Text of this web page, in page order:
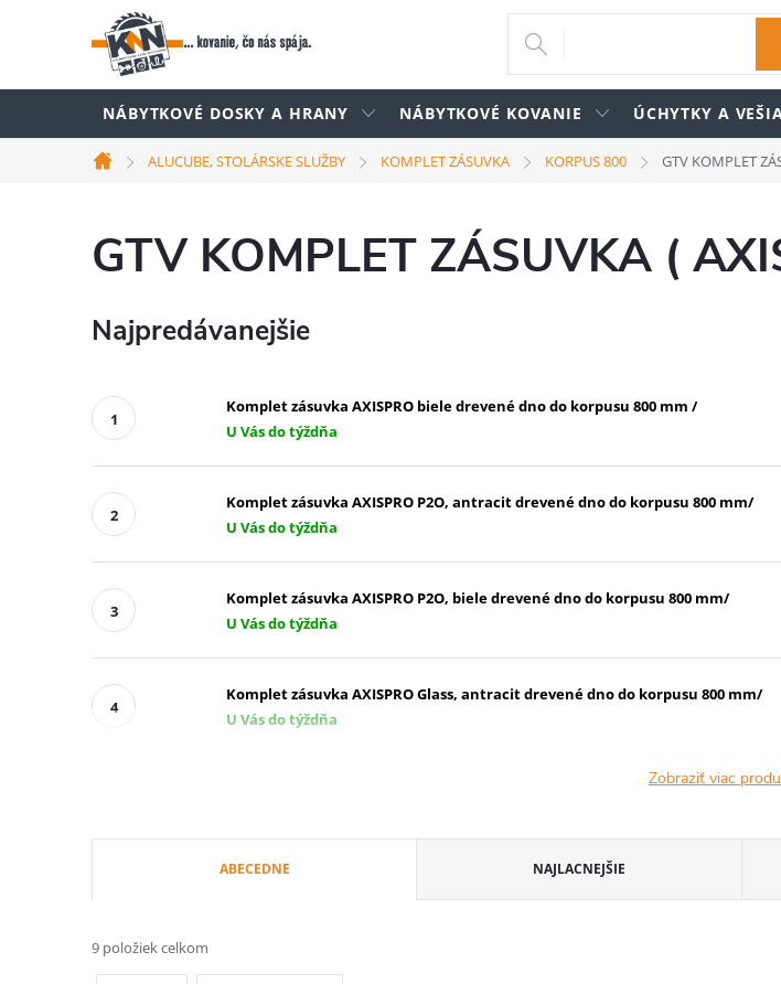
NÁBYTKOVÉ DOSKY A HRANY NÁBYTKOVÉ KOVANIE ÚCHYTKY A
Domov
ALUCUBE, STOLÁRSKE SLUŽBY KOMPLET ZÁSUVKA KORPUS 800 GTV KOMPLET
GTV KOMPLET ZÁSUVKA (
Najpredávanejšie
Komplet zásuvka AXISPRO biele drevené dno do korpusu 800 mm /
U Vás do týždňa
Komplet zásuvka AXISPRO P2O, antracit drevené dno do korpusu 800 mm/
U Vás do týždňa
Komplet zásuvka AXISPRO P2O, biele drevené dno do korpusu 800 mm/
U Vás do týždňa
Komplet zásuvka AXISPRO Glass, antracit drevené dno do korpusu 800 mm/
U Vás do týždňa
Zobraziť viac
a
ABECEDNE NAJLACNEJŠIE
9 položiek celkom